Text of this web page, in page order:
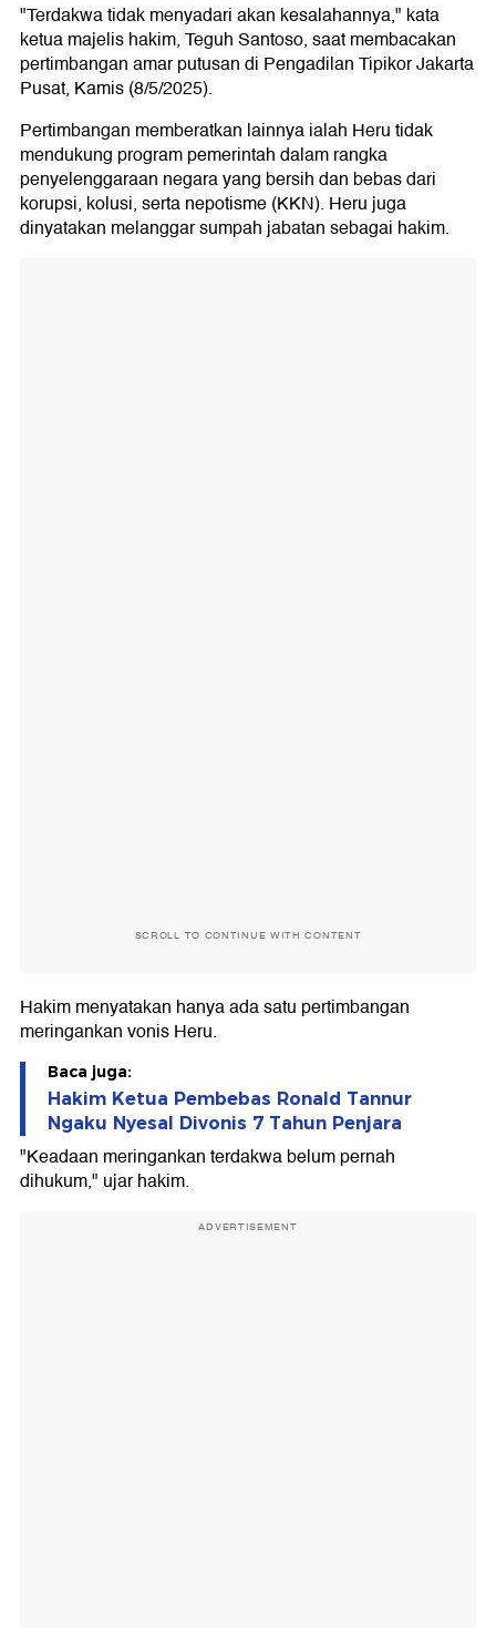
"Terdakwa tidak menyadari akan kesalahannya," kata
ketua majelis hakim, Teguh Santoso, saat membacakan
pertimbangan amar putusan di Pengadilan Tipikor Jakarta
Pusat, Kamis (8/5/2025).
Pertimbangan memberatkan lainnya ialah Heru tidak
mendukung program pemerintah dalam rangka
penyelenggaraan negara yang bersih dan bebas dari
korupsi, kolusi, serta nepotisme (KKN). Heru juga
dinyatakan melanggar sumpah jabatan sebagai hakim.
SCROLL TO CONTINUE WITH CONTENT
Hakim menyatakan hanya ada satu pertimbangan
meringankan vonis Heru.
Baca juga:
Hakim Ketua Pembebas Ronald Tannur
Ngaku Nyesal Divonis 7 Tahun Penjara
"Keadaan meringankan terdakwa belum pernah
dihukum," ujar hakim.
ADVERTISEMENT